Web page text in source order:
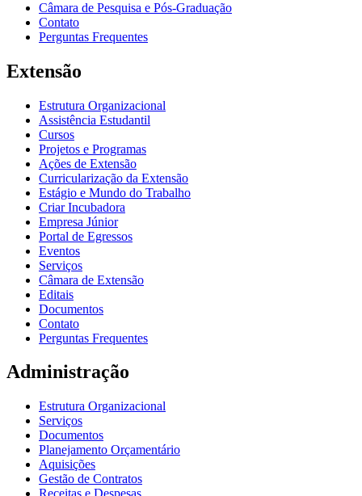
Câmara de Pesquisa e Pós-Graduação
Contato
Perguntas Frequentes
Extensão
Estrutura Organizacional
Assistência Estudantil
Cursos
Projetos e Programas
Ações de Extensão
Curricularização da Extensão
Estágio e Mundo do Trabalho
Criar Incubadora
Empresa Júnior
Portal de Egressos
Eventos
Serviços
Câmara de Extensão
Editais
Documentos
Contato
Perguntas Frequentes
Administração
Estrutura Organizacional
Serviços
Documentos
Planejamento Orçamentário
Aquisições
Gestão de Contratos